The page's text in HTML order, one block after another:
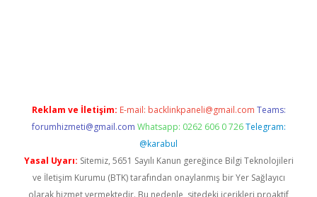
Reklam ve İletişim: E-mail: backlinkpaneli@gmail.com Teams:
forumhizmeti@gmail.com Whatsapp: 0262 606 0 726 Telegram:
@karabul
Yasal Uyarı: Sitemiz, 5651 Sayılı Kanun gereğince Bilgi Teknolojileri
ve İletişim Kurumu (BTK) tarafından onaylanmış bir Yer Sağlayıcı
olarak hizmet vermektedir. Bu nedenle, sitedeki içerikleri proaktif